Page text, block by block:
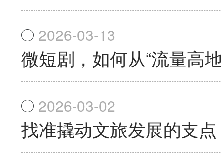
2026-03-13
微短剧，如何从“流量高
2026-03-02
找准撬动文旅发展的支